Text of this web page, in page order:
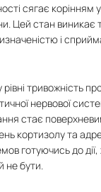
сягає корінням
Цей стан виникає
і
рівні тривожність
нервової
стає
кортизолу та
готуючись до
не бути.